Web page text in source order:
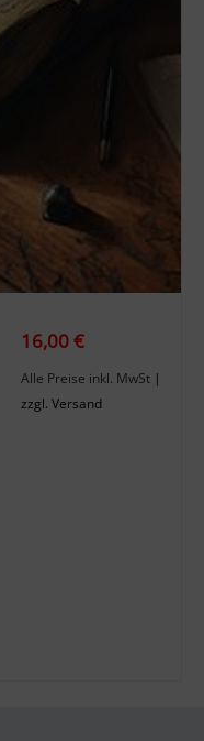
16,00 €
Alle Preise inkl. MwSt |
zzgl. Versand